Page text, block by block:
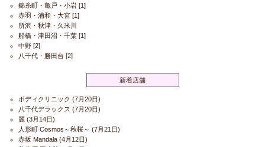
錦糸町・亀戸・小岩 [1]
赤羽・浦和・大宮 [1]
所沢・秋津・久米川
船橋・津田沼・千葉 [1]
中野 [2]
八千代・勝田台 [2]
新着店舗
ボディクリニック (7月20日)
八千代デラックス (7月20日)
麗 (3月14日)
人形町 Cosmos～秋桜～ (7月21日)
赤坂 Mandala (4月12日)